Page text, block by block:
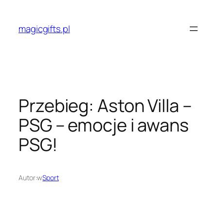
treścimagicgifts.pl
Przebieg: Aston Villa –
PSG – emocje i awans
PSG!
Autor:wSport